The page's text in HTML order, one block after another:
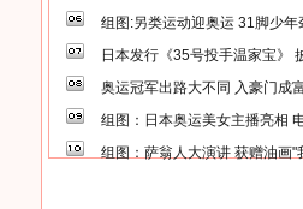
组图:另类运动迎奥运 31脚少年
日本发行《35号投手温家宝》
奥运冠军出路大不同 入豪门成
组图：日本奥运美女主播亮相
组图：萨翁人大演讲 获赠油画"